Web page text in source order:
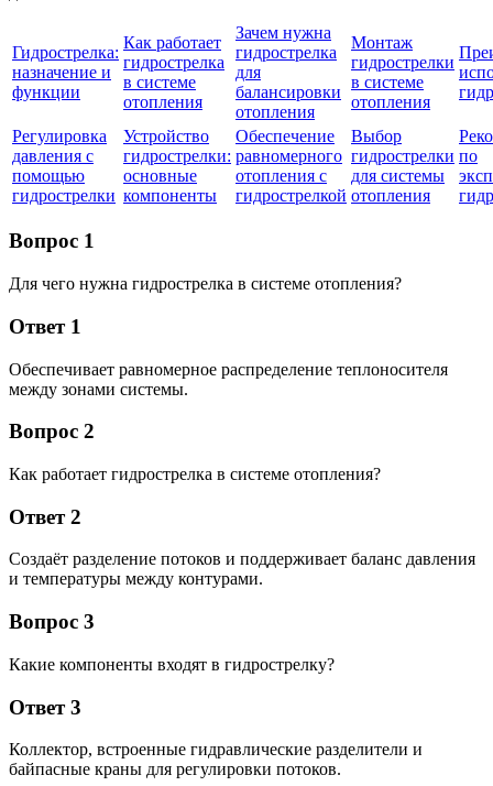
Гидрострелка:
назначение и
функции
Как работает
гидрострелка
в системе
отопления
Зачем нужна
гидрострелка
для
балансировки
отопления
Монтаж
гидрострелки
в системе
отопления
Регулировка
давления с
помощью
гидрострелки
Устройство
гидрострелки:
основные
компоненты
Обеспечение
равномерного
отопления с
гидрострелкой
Выбор
гидрострелки
для системы
отопления
по
Вопрос 1
Для чего нужна гидрострелка в системе отопления?
Ответ 1
Обеспечивает равномерное распределение теплоносителя
между зонами системы.
Вопрос 2
Как работает гидрострелка в системе отопления?
Ответ 2
Создаёт разделение потоков и поддерживает баланс давления
и температуры между контурами.
Вопрос 3
Какие компоненты входят в гидрострелку?
Ответ 3
Коллектор, встроенные гидравлические разделители и
байпасные краны для регулировки потоков.